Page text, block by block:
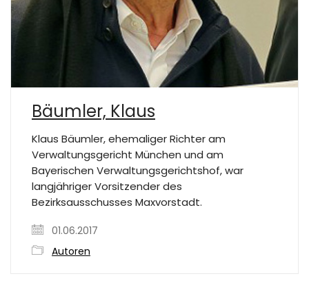
Bäumler, Klaus
Klaus Bäumler, ehemaliger Richter am
Verwaltungsgericht München und am
Bayerischen Verwaltungsgerichtshof, war
langjähriger Vorsitzender des
Bezirksausschusses Maxvorstadt.
01.06.2017
Autoren